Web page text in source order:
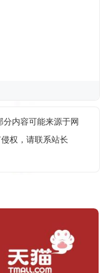
内容可能来源于网
权，请联系站长